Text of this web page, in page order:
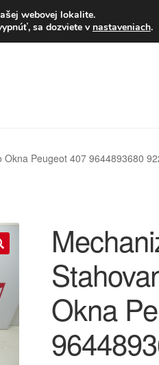
09:00–16:00 233
Peugeot 407 9644893680
Okna
webovej lokalite.
sa dozviete v nastaveniach.